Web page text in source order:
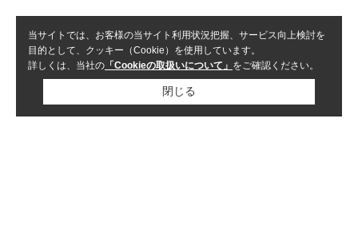
当サイトでは、お客様の当サイト利用状況把握、サービス向上検討を
目的として、クッキー（Cookie）を使用しています。
詳しくは、当社の 「Cookieの取扱いについて」 をご確認ください。
閉じる